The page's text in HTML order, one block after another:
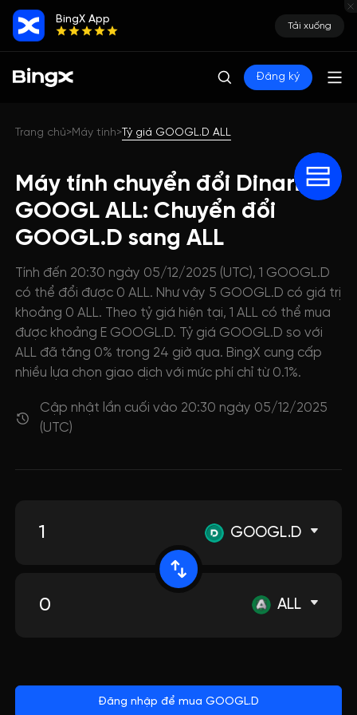
BingX App
Tải xuống
Đăng ký
Trang chủ>Máy tính>Tỷ giá GOOGL.D ALL
Máy tính chuyển đổi Dinari
GOOGL ALL: Chuyển đổi
GOOGL.D sang ALL
Tính đến 20:30 ngày 05/12/2025 (UTC), 1 GOOGL.D
có thể đổi được 0 ALL. Như vậy 5 GOOGL.D có giá trị
khoảng 0 ALL. Theo tỷ giá hiện tại, 1 ALL có thể mua
được khoảng E GOOGL.D. Tỷ giá GOOGL.D so với
ALL đã tăng 0% trong 24 giờ qua. BingX cung cấp
nhiều lựa chọn giao dịch với mức phí chỉ từ 0.1%.
Cập nhật lần cuối vào 20:30 ngày 05/12/2025
(UTC)
GOOGL.D
ALL
Đăng nhập để mua GOOGL.D